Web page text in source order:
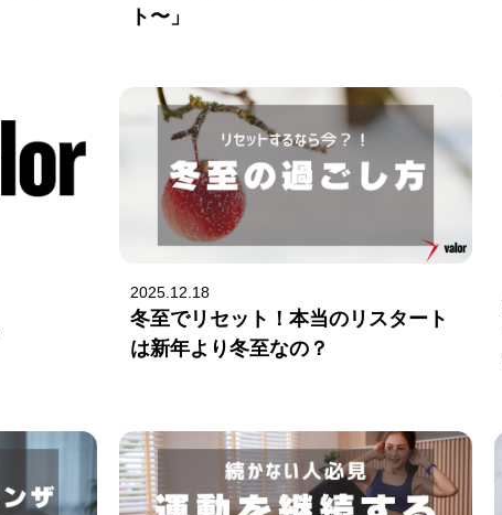
ト〜」
2025.12.18
冬至でリセット！本当のリスタート
は新年より冬至なの？